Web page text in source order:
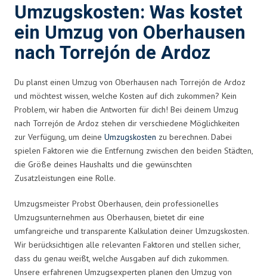
Umzugskosten: Was kostet
ein Umzug von Oberhausen
nach Torrejón de Ardoz
Du planst einen Umzug von Oberhausen nach Torrejón de Ardoz
und möchtest wissen, welche Kosten auf dich zukommen? Kein
Problem, wir haben die Antworten für dich! Bei deinem Umzug
nach Torrejón de Ardoz stehen dir verschiedene Möglichkeiten
zur Verfügung, um deine Umzugskosten zu berechnen. Dabei
spielen Faktoren wie die Entfernung zwischen den beiden Städten,
die Größe deines Haushalts und die gewünschten
Zusatzleistungen eine Rolle.
Umzugsmeister Probst Oberhausen, dein professionelles
Umzugsunternehmen aus Oberhausen, bietet dir eine
umfangreiche und transparente Kalkulation deiner Umzugskosten.
Wir berücksichtigen alle relevanten Faktoren und stellen sicher,
dass du genau weißt, welche Ausgaben auf dich zukommen.
Unsere erfahrenen Umzugsexperten planen den Umzug von